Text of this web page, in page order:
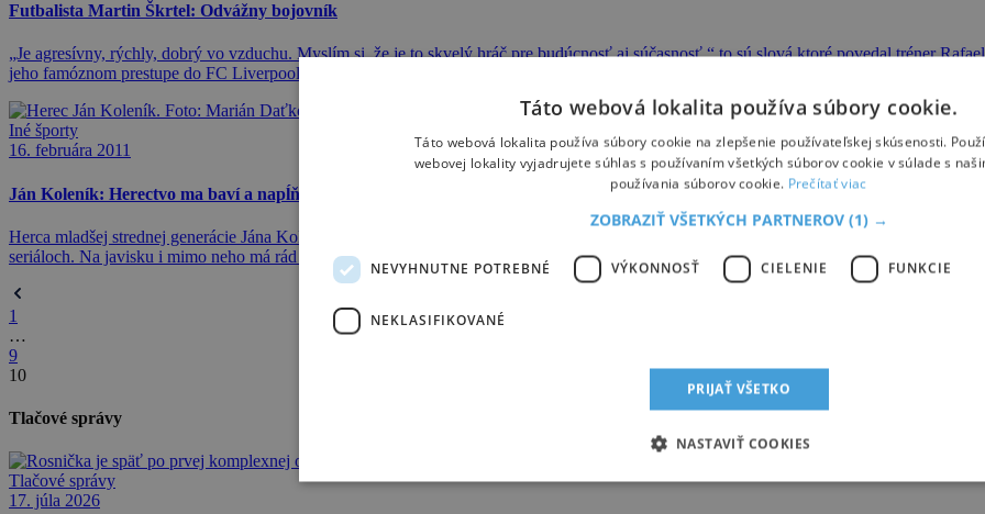
Futbalista Martin Škrtel: Odvážny bojovník
„Je agresívny, rýchly, dobrý vo vzduchu. Myslím si, že je to skvelý hráč pre budúcnosť aj súčasnosť,“ to sú slová ktoré povedal tréner
jeho famóznom prestupe do FC Liverpool začiatkom roka 2008. Ako sa má Martin dnes?
Iné športy
16. februára 2011
Ján Koleník: Herectvo ma baví a napĺňa
Herca mladšej strednej generácie Jána Koleníka (31) poznáme z televíznej obrazovky a zo Slovenského národného divadla, kde pôsobí
seriáloch. Na javisku i mimo neho má rád pohyb a aktivitu.
1
…
9
10
Tlačové správy
Tlačové správy
17. júla 2026
Táto webová lokalita používa súbory cookie.
Táto webová lokalita používa súbory cookie na zlepšenie používateľskej skúsenosti.
webovej lokality vyjadrujete súhlas s používaním všetkých súborov cookie v súlade s
používania súborov cookie. Prečítať viac
ZOBRAZIŤ VŠETKÝCH PARTNEROV (1) →
NEVYHNUTNE POTREBNÉ VÝKONNOSŤ CIELENIE FUNKCIE
NEKLASIFIKOVANÉ
PRIJAŤ VŠETKO
NASTAVIŤ COOKIES